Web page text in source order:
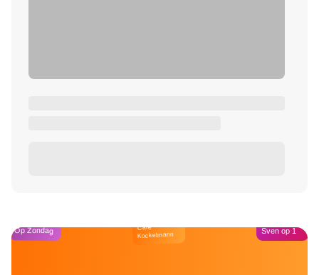
Op Zondag Café
Kockelmann Sven op 1